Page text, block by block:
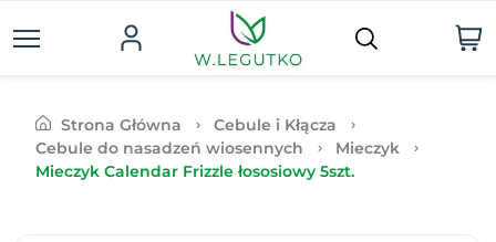
Strona Główna
Cebule i Kłącza
Cebule do nasadzeń wiosennych
Mieczyk
Mieczyk Calendar Frizzle łososiowy 5szt.